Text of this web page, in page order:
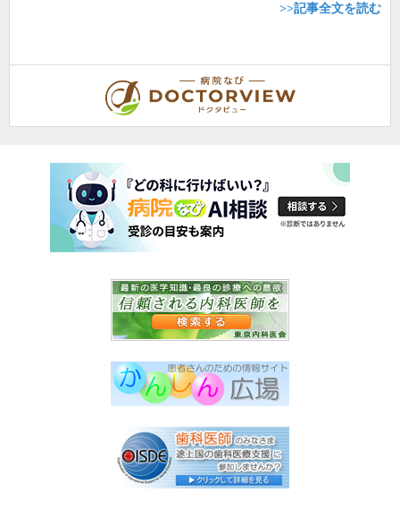
>>記事全文を読む